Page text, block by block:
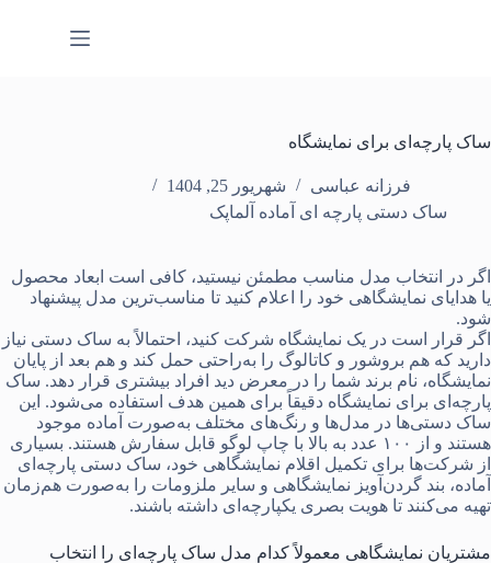
ساک پارچه‌ای برای نمایشگاه
فرزانه عباسی
شهریور 25, 1404
ساک دستی پارچه ای آماده آلماپک
اگر در انتخاب مدل مناسب مطمئن نیستید، کافی است ابعاد محصول
یا هدایای نمایشگاهی خود را اعلام کنید تا مناسب‌ترین مدل پیشنهاد
شود.
اگر قرار است در یک نمایشگاه شرکت کنید، احتمالاً به ساک دستی نیاز
دارید که هم بروشور و کاتالوگ را به‌راحتی حمل کند و هم بعد از پایان
نمایشگاه، نام برند شما را در معرض دید افراد بیشتری قرار دهد. ساک
پارچه‌ای برای نمایشگاه دقیقاً برای همین هدف استفاده می‌شود. این
ساک دستی‌ها در مدل‌ها و رنگ‌های مختلف به‌صورت آماده موجود
هستند و از ۱۰۰ عدد به بالا با چاپ لوگو قابل سفارش‌ هستند. بسیاری
از شرکت‌ها برای تکمیل اقلام نمایشگاهی خود، ساک دستی پارچه‌ای
آماده، بند گردن‌آویز نمایشگاهی و سایر ملزومات را به‌صورت هم‌زمان
تهیه می‌کنند تا هویت بصری یکپارچه‌ای داشته باشند.
مشتریان نمایشگاهی معمولاً کدام مدل ساک پارچه‌ای را انتخاب